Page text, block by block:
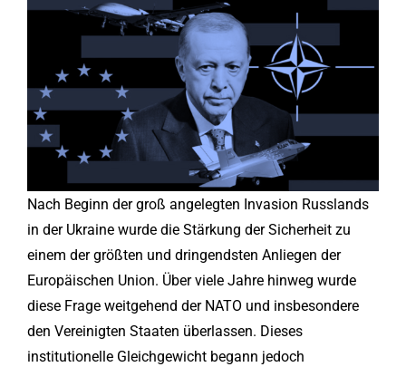
Nach Beginn der groß angelegten Invasion Russlands
in der Ukraine wurde die Stärkung der Sicherheit zu
einem der größten und dringendsten Anliegen der
Europäischen Union. Über viele Jahre hinweg wurde
diese Frage weitgehend der NATO und insbesondere
den Vereinigten Staaten überlassen. Dieses
institutionelle Gleichgewicht begann jedoch